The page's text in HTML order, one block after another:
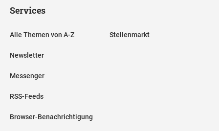
Services
Alle Themen von A-Z
Newsletter
Messenger
RSS-Feeds
Browser-Benachrichtigung
Stellenmarkt